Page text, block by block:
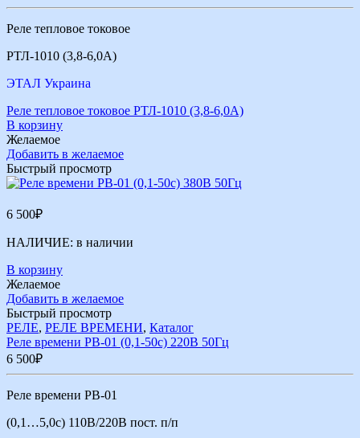
Реле тепловое токовое
РТЛ-1010 (3,8-6,0А)
ЭТАЛ Украина
Реле тепловое токовое РТЛ-1010 (3,8-6,0А)
В корзину
Желаемое
Добавить в желаемое
Быстрый просмотр
6 500₽
НАЛИЧИЕ: в наличии
В корзину
Желаемое
Добавить в желаемое
Быстрый просмотр
РЕЛЕ, РЕЛЕ ВРЕМЕНИ, Каталог
Реле времени РВ-01 (0,1-50с) 220В 50Гц
6 500₽
Реле времени РВ-01
(0,1…5,0с) 110В/220В пост. п/п